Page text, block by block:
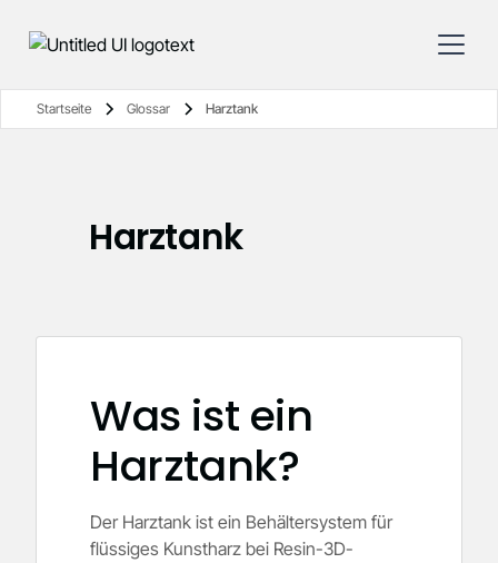
Startseite Glossar Harztank
Harztank
Was ist ein
Harztank?
Der Harztank ist ein Behältersystem für
flüssiges Kunstharz bei Resin-3D-